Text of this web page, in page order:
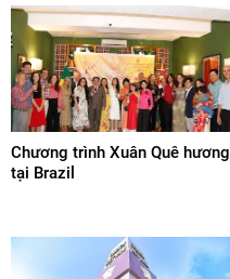
Chương trình Xuân Quê hương
tại Brazil